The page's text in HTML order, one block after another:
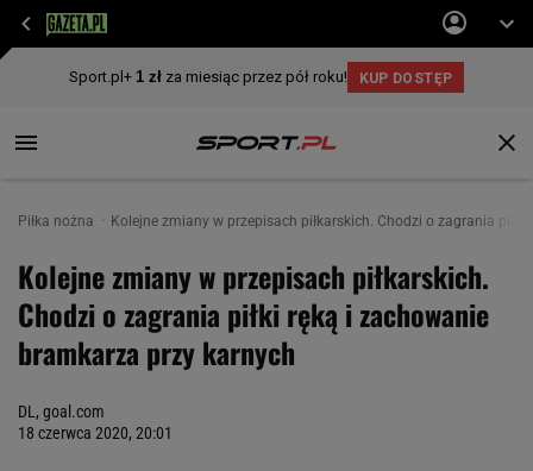
Piłka nożna Kolejne zmiany w przepisach piłkarskich. Chodzi o zagrania
Kolejne zmiany w przepisach piłkarskich.
Chodzi o zagrania piłki ręką i zachowanie
bramkarza przy karnych
DL, goal.com
18 czerwca 2020, 20:01